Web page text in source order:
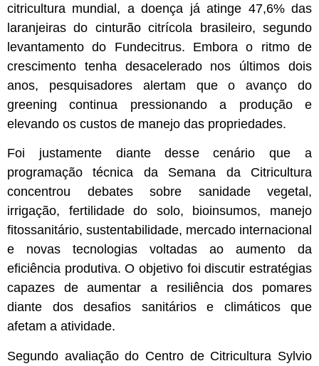
citricultura mundial, a doença já atinge 47,6% das
laranjeiras do cinturão citrícola brasileiro, segundo
levantamento do Fundecitrus. Embora o ritmo de
crescimento tenha desacelerado nos últimos dois
anos, pesquisadores alertam que o avanço do
greening continua pressionando a produção e
elevando os custos de manejo das propriedades.
Foi justamente diante desse cenário que a
programação técnica da Semana da Citricultura
concentrou debates sobre sanidade vegetal,
irrigação, fertilidade do solo, bioinsumos, manejo
fitossanitário, sustentabilidade, mercado internacional
e novas tecnologias voltadas ao aumento da
eficiência produtiva. O objetivo foi discutir estratégias
capazes de aumentar a resiliência dos pomares
diante dos desafios sanitários e climáticos que
afetam a atividade.
Segundo avaliação do Centro de Citricultura Sylvio